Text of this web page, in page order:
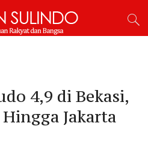
4,9 di Bekasi,
Jakarta